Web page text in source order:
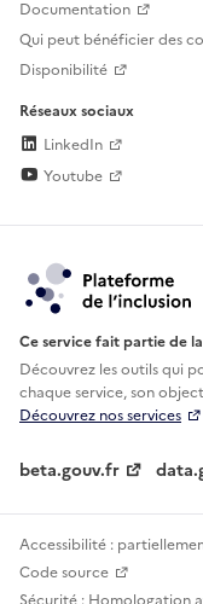
Documentation
Qui peut bénéficier des
Disponibilité
Réseaux sociaux
LinkedIn
Youtube
Ce service fait partie de
Découvrez les outils qui
chaque service, son
Découvrez nos services
beta.gouv.fr
Accessibilité :
Code source